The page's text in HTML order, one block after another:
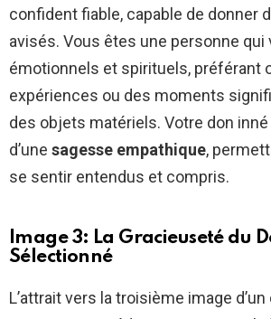
confident fiable, capable de donner
avisés. Vous êtes une personne qui
émotionnels et spirituels, préférant
expériences ou des moments
des objets matériels. Votre don
d’une sagesse empathique,
se sentir entendus et compris.
Image 3: La Gracieuseté du
Sélectionné
L’attrait vers la troisième image d’un